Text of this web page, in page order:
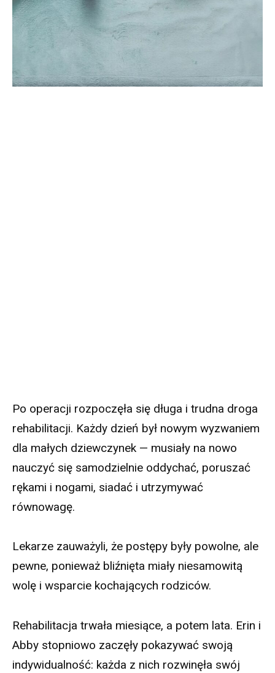
Po operacji rozpoczęła się długa i trudna droga
rehabilitacji. Każdy dzień był nowym wyzwaniem
dla małych dziewczynek — musiały na nowo
nauczyć się samodzielnie oddychać, poruszać
rękami i nogami, siadać i utrzymywać
równowagę.
Lekarze zauważyli, że postępy były powolne, ale
pewne, ponieważ bliźnięta miały niesamowitą
wolę i wsparcie kochających rodziców.
Rehabilitacja trwała miesiące, a potem lata. Erin i
Abby stopniowo zaczęły pokazywać swoją
indywidualność: każda z nich rozwinęła swój